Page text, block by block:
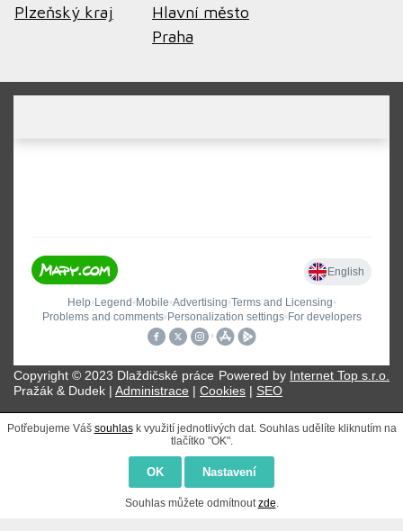
Plzeňský kraj
Hlavní město
Praha
Powered by Internet Top s.r.o.
Copyright © 2023 Dlaždičské práce
Pražák & Dudek | Administrace | Cookies | SEO
Potřebujeme Váš souhlask využití jednotlivých dat. Souhlas udělíte kliknutím na
tlačítko "OK".
OK Nastavení
Souhlas můžete odmítnoutzde.